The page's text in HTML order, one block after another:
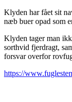
Klyden har fået sit
næb buer opad som
Klyden tager man
sorthvid fjerdragt,
forsvar overfor
https://